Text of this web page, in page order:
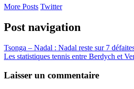
More Posts Twitter
Post navigation
Tsonga – Nadal : Nadal reste sur 7
Les statistiques tennis entre Berdych et
Laisser un commentaire